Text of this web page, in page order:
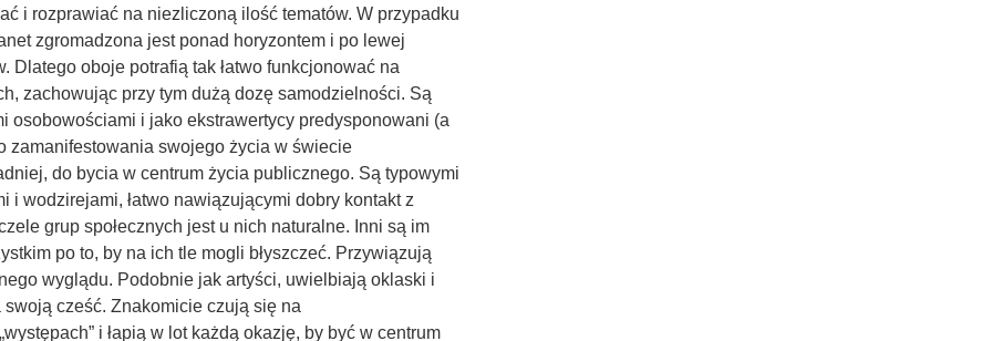
i rozprawiać na niezliczoną ilość tematów. W przypadku
zgromadzona jest ponad horyzontem i po lewej
Dlatego oboje potrafią tak łatwo funkcjonować na
zachowując przy tym dużą dozę samodzielności. Są
osobowościami i jako ekstrawertycy predysponowani (a
zamanifestowania swojego życia w świecie
do bycia w centrum życia publicznego. Są typowymi
i wodzirejami, łatwo nawiązującymi dobry kontakt z
grup społecznych jest u nich naturalne. Inni są im
po to, by na ich tle mogli błyszczeć. Przywiązują
wyglądu. Podobnie jak artyści, uwielbiają oklaski i
cześć. Znakomicie czują się na
i łapią w lot każdą okazję, by być w centrum